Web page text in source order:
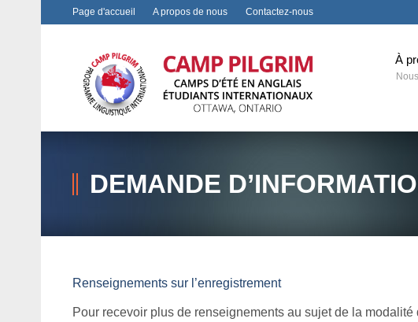
Page d'accueil A propos de nous Contactez-nous
À
DEMANDE
Renseignements sur l’enregistrement
Pour recevoir plus de renseignements au sujet de la